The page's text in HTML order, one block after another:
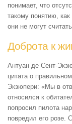
понимает, что
такому понятию,
они не могут
Доброта к
Антуан де Сент-
цитата о
Экзюпери: «Мы в
относился к
попросил пилота
повредил его розе.